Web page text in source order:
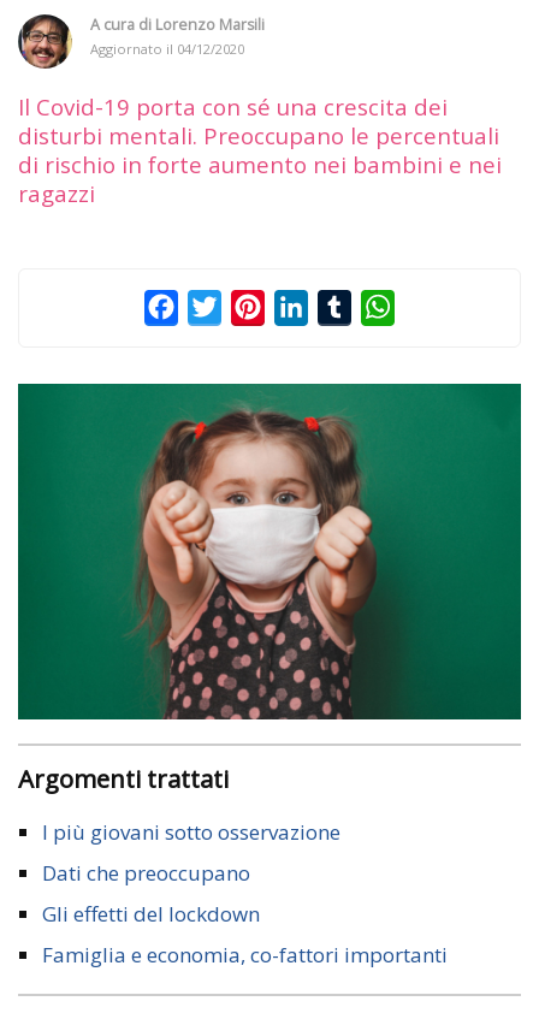
A cura di Lorenzo Marsili
Aggiornato il 04/12/2020
Il Covid-19 porta con sé una crescita dei
disturbi mentali. Preoccupano le percentuali
di rischio in forte aumento nei bambini e nei
ragazzi
FacebookTwitterPinterestLinkedInTumblr
Argomenti trattati
I più giovani sotto osservazione
Dati che preoccupano
Gli effetti del lockdown
Famiglia e economia, co-fattori importanti